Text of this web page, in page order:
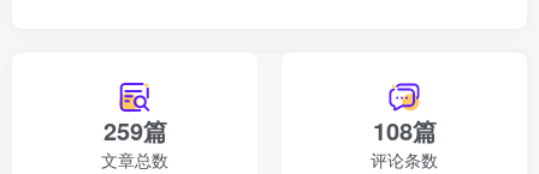
轩辕月排行第八，修炼寒冰诀，兵器冰玉笛，隶属天龙国。
（十大高手中唯一女性）
259篇
文章总数
108篇
评论条数